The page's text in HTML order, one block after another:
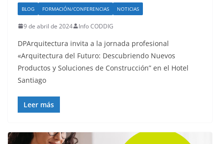
BLOG FORMACIÓN/CONFERENCIAS NOTICIAS
9 de abril de 2024 Info CODDIG
DPArquitectura invita a la jornada profesional
«Arquitectura del Futuro: Descubriendo Nuevos
Productos y Soluciones de Construcción” en el Hotel
Santiago
Leer más